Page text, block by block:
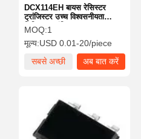
DCX114EH बायस रेसिस्टर
ट्रांजिस्टर उच्च विश्वसनीयता
डिजिटल ट्रांजिस्टर 100mA
MOQ:1
मूल्य:USD 0.01-20/piece
सबसे अच्छी
अब बात करें